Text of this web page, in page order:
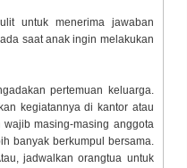
untuk menerima jawaban
saat anak ingin melakukan
pertemuan keluarga.
kegiatannya di kantor atau
masing-masing anggota
banyak berkumpul bersama.
jadwalkan orangtua untuk